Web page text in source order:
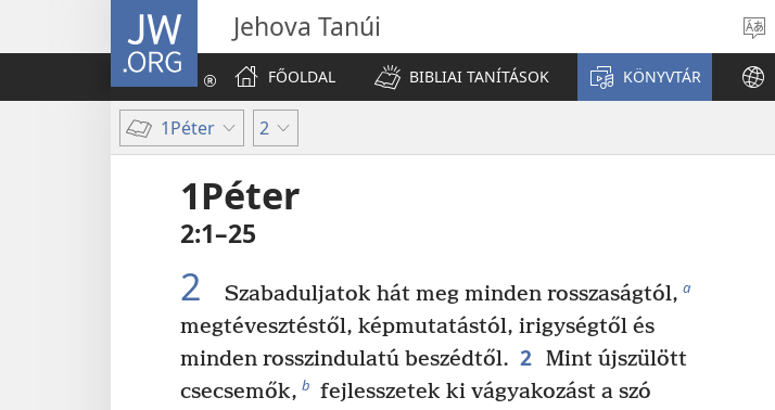
JW.ORG Jehova Tanúi
FŐOLDAL
BIBLIAI TANÍTÁSOK KÖNYVTÁR
1Péter 2
1Péter
2:1–25
2 Szabaduljatok hát meg minden rosszaságtól, a
megtévesztéstől, képmutatástól, irigységtől és
minden rosszindulatú beszédtől. 2 Mint újszülött
csecsemők, b fejlesszetek ki vágyakozást a szó